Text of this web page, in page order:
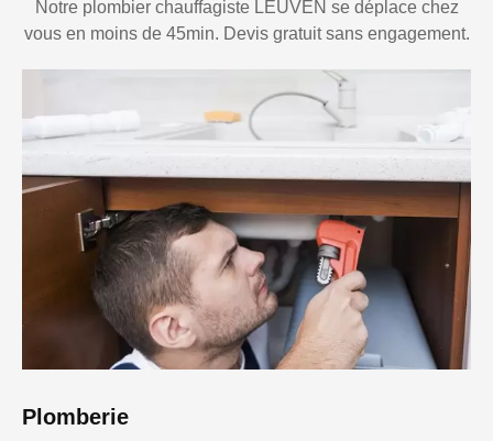
Notre plombier chauffagiste LEUVEN se déplace chez
vous en moins de 45min. Devis gratuit sans engagement.
Plomberie